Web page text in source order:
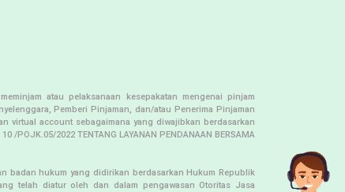
atau pelaksanaan kesepakatan mengenai pinjam
Pemberi Pinjaman, dan/atau Penerima Pinjaman
virtual account sebagaimana yang diwajibkan berdasarkan
/POJK.05/2022 TENTANG LAYANAN PENDANAAN BERSAMA
badan hukum yang didirikan berdasarkan Hukum Republik
telah diatur oleh dan dalam pengawasan Otoritas Jasa